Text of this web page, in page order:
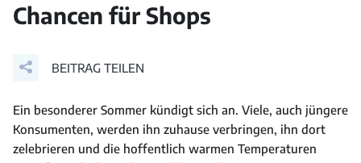
Chancen für Shops
BEITRAG TEILEN
Ein besonderer Sommer kündigt sich an. Viele, auch jüngere
Konsumenten, werden ihn zuhause verbringen, ihn dort
zelebrieren und die hoffentlich warmen Temperaturen